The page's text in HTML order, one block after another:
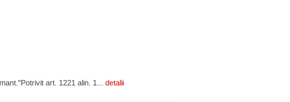
art. 1221 alin. 1... detalii